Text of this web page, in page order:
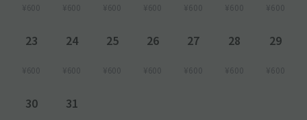
¥600 ¥600 ¥600 ¥600 ¥600 ¥600 ¥600
23
¥600
24
¥600
25
¥600
26
¥600
27
¥600
28
¥600
29
¥600
30 31